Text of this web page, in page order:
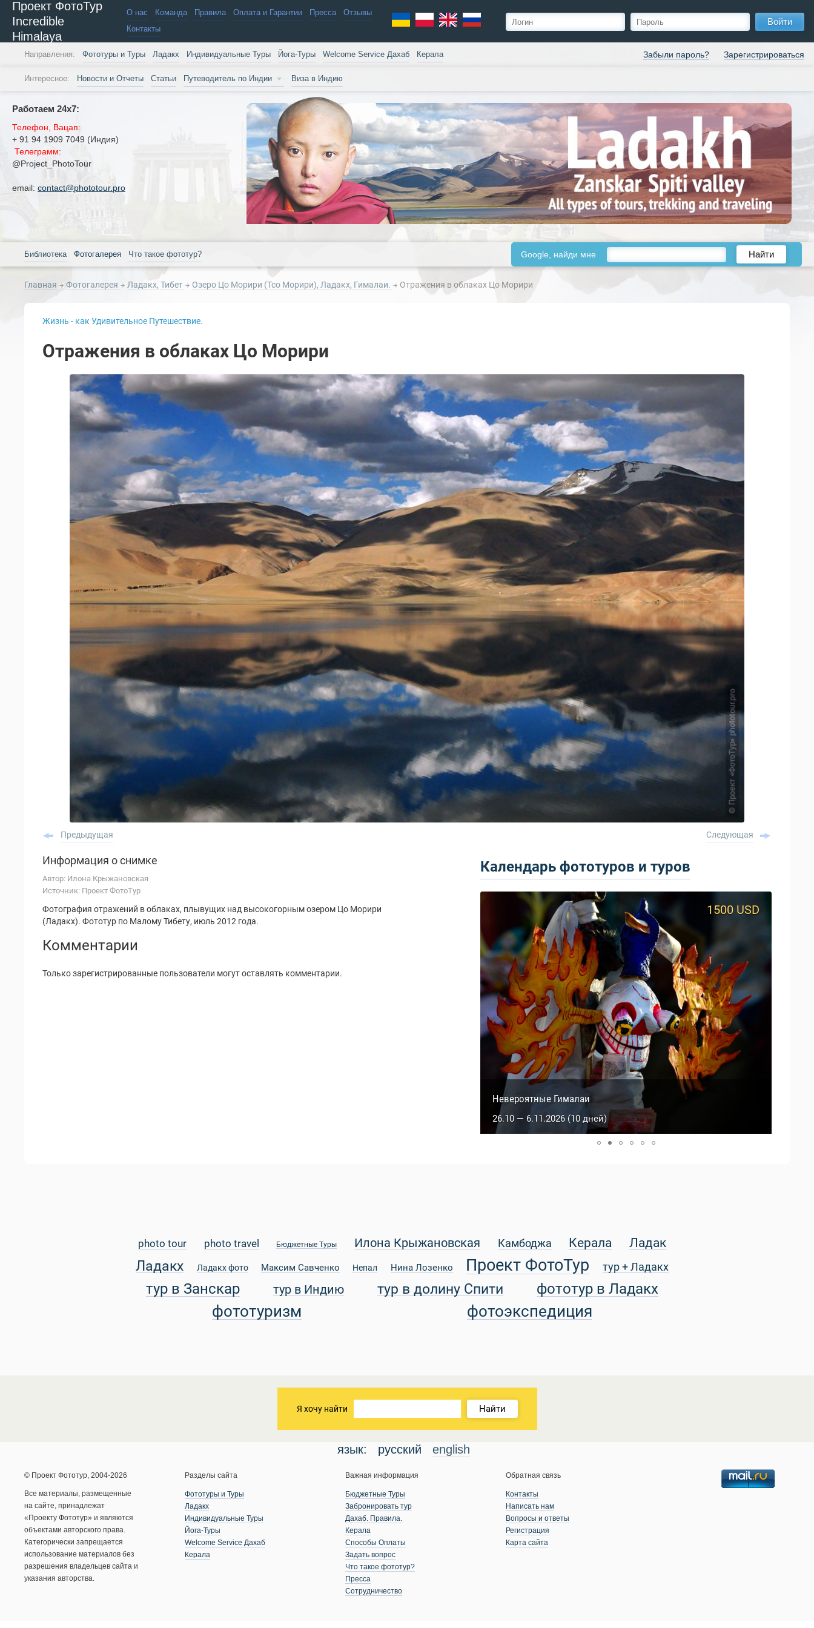
Проект ФотоТур
Incredible
Himalaya
О нас Команда Правила Оплата и Гарантии Пресса
Отзывы
Контакты
Войти
Забыли пароль? Зарегистрироваться
Направления: Фототуры и Туры Ладакх Индивидуальные Туры Йога-Туры Welcome Service Дахаб Керала
Интересное: Новости и Отчеты Статьи Путеводитель по Индии Виза в Индию
Работаем 24х7:
Телефон, Вацап:
+ 91 94 1909 7049 (Индия)
Телеграмм:
@Project_PhotoTour
email: contact@phototour.pro
Библиотека Фотогалерея Что такое фототур? Google, найди мне Найти
Главная Фотогалерея Ладакх, Тибет Озеро Цо Морири (Тсо Морири), Ладакх, Гималаи. Отражения в облаках Цо Морири
Жизнь - как Удивительное Путешествие.
Отражения в облаках Цо Морири
Предыдущая Следующая
Информация о снимке
Автор: Илона Крыжановская
Источник: Проект ФотоТур
Фотография отражений в облаках, плывущих над высокогорным озером Цо Морири
(Ладакх). Фототур по Малому Тибету, июль 2012 года.
Комментарии
Только зарегистрированные пользователи могут оставлять комментарии.
Календарь фототуров и туров
Сакральный Тибет
5.10 — 14.10.2026 (9 дней)
950 USD
Невероятные Гималаи
26.10 — 6.11.2026 (10 дней)
1500 USD
photo tour photo travel Бюджетные Туры Илона Крыжановская Камбоджа Керала Ладак
Ладакх Ладакх фото Максим Савченко Непал Нина Лозенко Проект ФотоТур тур + Ладакх
тур в Занскар тур в Индию тур в долину Спити фототур в Ладакх
фототуризм фотоэкспедиция
Я хочу найти Найти
язык: русский english
© Проект Фототур, 2004-2026
Все материалы, размещенные
на сайте, принадлежат
«Проекту Фототур» и являются
объектами авторского права.
Категорически запрещается
использование материалов без
разрешения владельцев сайта и
указания авторства.
Разделы сайта
Фототуры и Туры
Ладакх
Индивидуальные Туры
Йога-Туры
Welcome Service Дахаб
Керала
Важная информация
Бюджетные Туры
Забронировать тур
Дахаб. Правила.
Керала
Способы Оплаты
Задать вопрос
Что такое фототур?
Пресса
Сотрудничество
Обратная связь
Контакты
Написать нам
Вопросы и ответы
Регистрация
Карта сайта